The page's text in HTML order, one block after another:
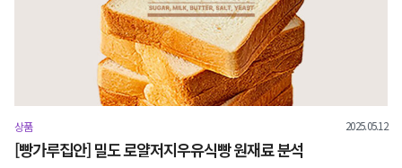
상품 2025.05.12
[빵가루집안] 밀도 로얄저지우유식빵 원재료 분석